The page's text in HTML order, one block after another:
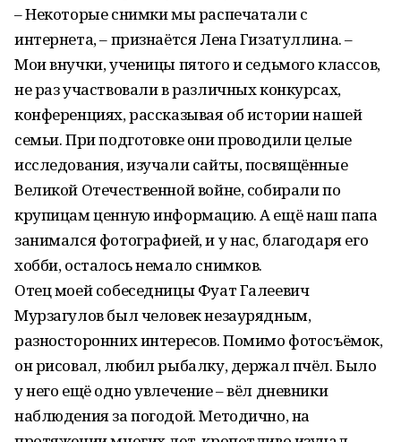
– Некоторые снимки мы распечатали с
интернета, – признаётся Лена Гизатуллина. –
Мои внучки, ученицы пятого и седьмого классов,
не раз участвовали в различных конкурсах,
конференциях, рассказывая об истории нашей
семьи. При подготовке они проводили целые
исследования, изучали сайты, посвящённые
Великой Отечественной войне, собирали по
крупицам ценную информацию. А ещё наш папа
занимался фотографией, и у нас, благодаря его
хобби, осталось немало снимков.
Отец моей собеседницы Фуат Галеевич
Мурзагулов был человек незаурядным,
разносторонних интересов. Помимо фотосъёмок,
он рисовал, любил рыбалку, держал пчёл. Было
у него ещё одно увлечение – вёл дневники
наблюдения за погодой. Методично, на